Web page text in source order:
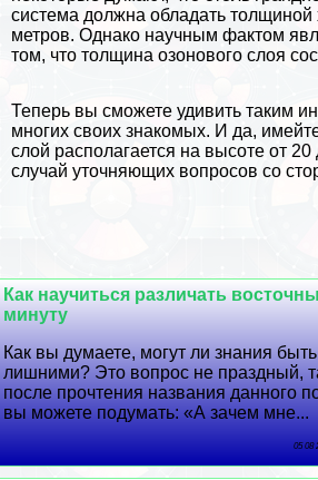
система должна обладать толщиной
метров. Однако научным фактом
том, что толщина озонового слоя
Теперь вы сможете удивить таким
многих своих знакомых. И да,
слой располагается на высоте от
случай уточняющих вопросов со
Как научиться различать
минуту
Как вы думаете, могут ли знания быть
лишними? Это вопрос не праздный,
после прочтения названия данного
вы можете подумать: «А зачем мне...
05 08